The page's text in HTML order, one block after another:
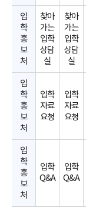
입
학
홍
보
처
찾아
가는
입학
상담
실
찾아
가는
입학
상담
실
입
학
홍
보
처
입학
자료
요청
입학
자료
요청
입
학
홍
보
처
입학
Q&A
입학
Q&A